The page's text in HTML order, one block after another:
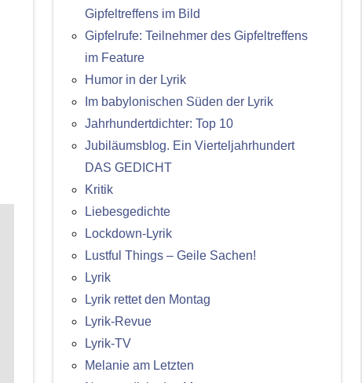
Gipfeltreffens im Bild
Gipfelrufe: Teilnehmer des Gipfeltreffens
im Feature
Humor in der Lyrik
Im babylonischen Süden der Lyrik
Jahrhundertdichter: Top 10
Jubiläumsblog. Ein Vierteljahrhundert
DAS GEDICHT
Kritik
Liebesgedichte
Lockdown-Lyrik
Lustful Things – Geile Sachen!
Lyrik
Lyrik rettet den Montag
Lyrik-Revue
Lyrik-TV
Melanie am Letzten